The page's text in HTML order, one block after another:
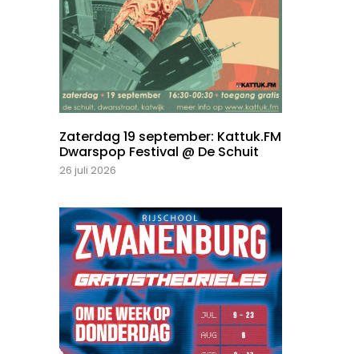
Zaterdag 19 september: Kattuk.FM
Dwarspop Festival @ De Schuit
26 juli 2026